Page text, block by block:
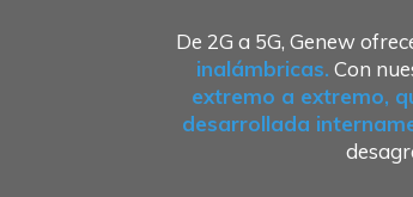
De 2G a 5G, Genew
inalámbricas. Con
extremo a extremo,
desarrollada